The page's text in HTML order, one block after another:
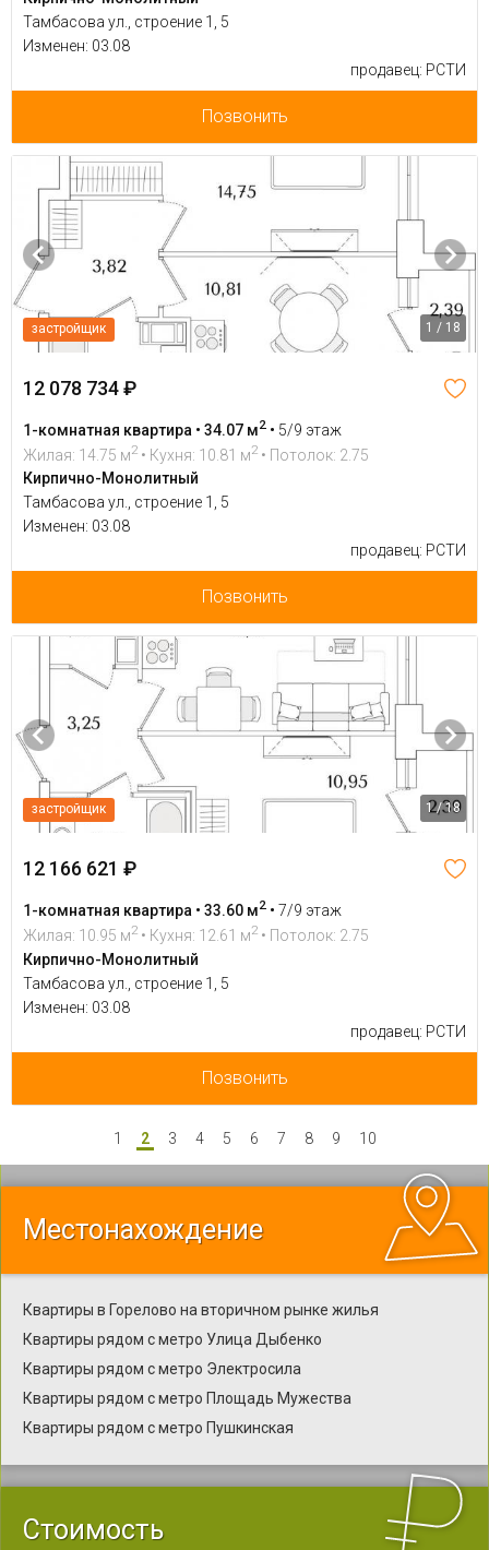
Тамбасова ул., строение 1, 5
Изменен: 03.08
продавец: РСТИ
Позвонить
застройщик 1 / 18
12 078 734 ₽
1-комнатная квартира • 34.07 м2 • 5/9 этаж
Жилая: 14.75 м2 • Кухня: 10.81 м2 • Потолок: 2.75
Кирпично-Монолитный
Тамбасова ул., строение 1, 5
Изменен: 03.08
продавец: РСТИ
Позвонить
застройщик 1 / 18
12 166 621 ₽
1-комнатная квартира • 33.60 м2 • 7/9 этаж
Жилая: 10.95 м2 • Кухня: 12.61 м2 • Потолок: 2.75
Кирпично-Монолитный
Тамбасова ул., строение 1, 5
Изменен: 03.08
продавец: РСТИ
Позвонить
1 2 3 4 5 6 7 8 9 10
Местонахождение
Квартиры в Горелово на вторичном рынке жилья
Квартиры рядом с метро Улица Дыбенко
Квартиры рядом с метро Электросила
Квартиры рядом с метро Площадь Мужества
Квартиры рядом с метро Пушкинская
Стоимость